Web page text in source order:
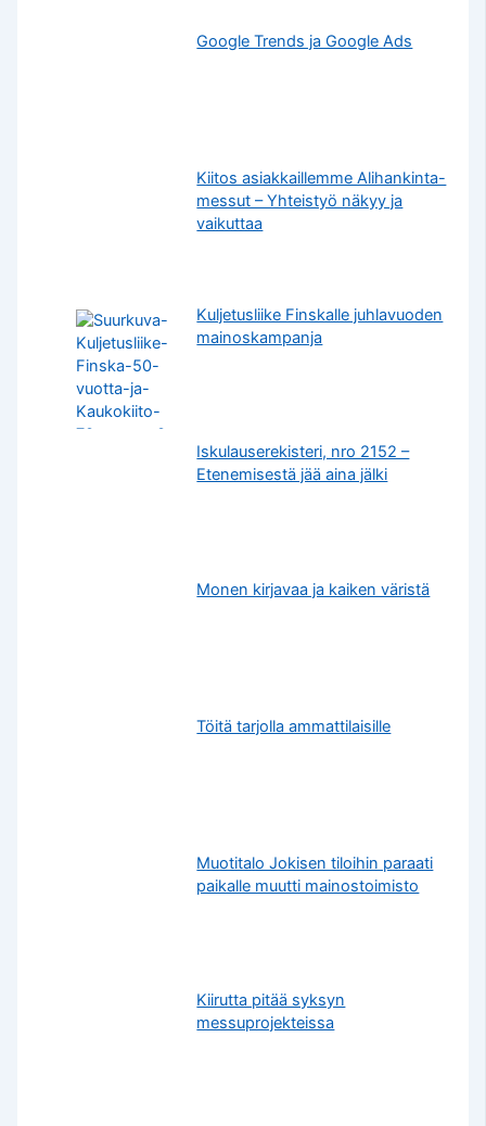
Google Trends ja Google Ads
Kiitos asiakkaillemme Alihankinta-
messut – Yhteistyö näkyy ja
vaikuttaa
Kuljetusliike Finskalle juhlavuoden
mainoskampanja
Iskulauserekisteri, nro 2152 –
Etenemisestä jää aina jälki
Monen kirjavaa ja kaiken väristä
Töitä tarjolla ammattilaisille
Muotitalo Jokisen tiloihin paraati
paikalle muutti mainostoimisto
Kiirutta pitää syksyn
messuprojekteissa